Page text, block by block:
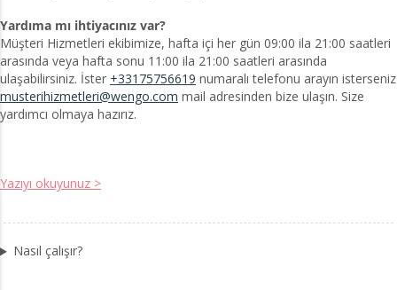
Yardıma mı ihtiyacınız var?
Müşteri Hizmetleri ekibimize, hafta içi her gün 09:00 ila 21:00 saatleri
arasında veya hafta sonu 11:00 ila 21:00 saatleri arasında
ulaşabilirsiniz. İster +33175756619 numaralı telefonu arayın isterseniz
musterihizmetleri@wengo.com
yardımcı olmaya hazırız.
Yazıyı okuyunuz >
Nasıl çalışır?